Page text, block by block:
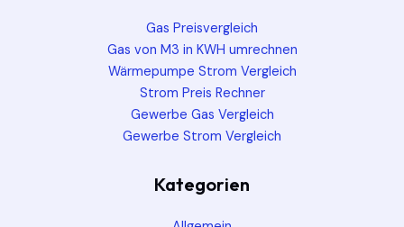
Gas Preisvergleich
Gas von M3 in KWH umrechnen
Wärmepumpe Strom Vergleich
Strom Preis Rechner
Gewerbe Gas Vergleich
Gewerbe Strom Vergleich
Kategorien